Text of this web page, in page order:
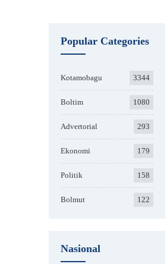
Popular Categories
Kotamobagu 3344
Boltim 1080
Advertorial 293
Ekonomi 179
Politik 158
Bolmut 122
Nasional